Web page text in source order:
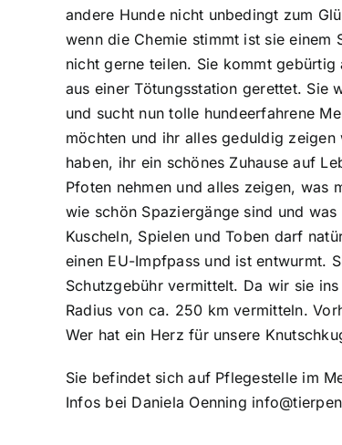
andere Hunde nicht unbedingt zum
wenn die Chemie stimmt ist sie
nicht gerne teilen. Sie kommt gebürtig
aus einer Tötungsstation gerettet. Sie
und sucht nun tolle hundeerfahrene
möchten und ihr alles geduldig
haben, ihr ein schönes Zuhause auf
Pfoten nehmen und alles zeigen, was
wie schön Spaziergänge sind und
Kuscheln, Spielen und Toben darf
einen EU-Impfpass und ist entwurmt.
Schutzgebühr vermittelt. Da wir sie
Radius von ca. 250 km vermitteln.
Wer hat ein Herz für unsere
Sie befindet sich auf Pflegestelle im
Infos bei Daniela Oenning